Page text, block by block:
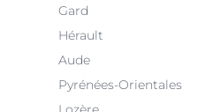
Gard
Hérault
Aude
Pyrénées-Orientales